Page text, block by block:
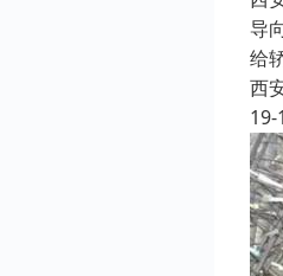
导
给
西
19-